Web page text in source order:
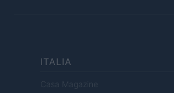
ITALIA
Casa Magazine